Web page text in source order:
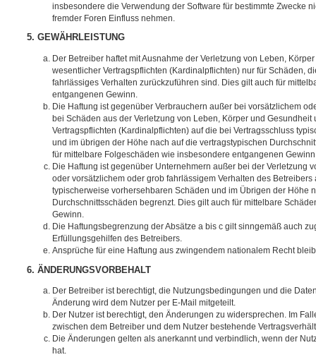
insbesondere die Verwendung der Software für bestimmte Zwecke
fremder Foren Einfluss nehmen.
5. GEWÄHRLEISTUNG
Der Betreiber haftet mit Ausnahme der Verletzung von Leben,
wesentlicher Vertragspflichten (Kardinalpflichten) nur für Schäden,
fahrlässiges Verhalten zurückzuführen sind. Dies gilt auch für
entgangenen Gewinn.
Die Haftung ist gegenüber Verbrauchern außer bei vorsätzlichem
bei Schäden aus der Verletzung von Leben, Körper und
Vertragspflichten (Kardinalpflichten) auf die bei Vertragsschluss
und im übrigen der Höhe nach auf die vertragstypischen
für mittelbare Folgeschäden wie insbesondere entgangenen
Die Haftung ist gegenüber Unternehmern außer bei der Verletzung
oder vorsätzlichem oder grob fahrlässigem Verhalten des Betreibers
typischerweise vorhersehbaren Schäden und im Übrigen der Höhe
Durchschnittsschäden begrenzt. Dies gilt auch für mittelbare
Gewinn.
Die Haftungsbegrenzung der Absätze a bis c gilt sinngemäß auch
Erfüllungsgehilfen des Betreibers.
Ansprüche für eine Haftung aus zwingendem nationalem Recht
6. ÄNDERUNGSVORBEHALT
Der Betreiber ist berechtigt, die Nutzungsbedingungen und die
Änderung wird dem Nutzer per E-Mail mitgeteilt.
Der Nutzer ist berechtigt, den Änderungen zu widersprechen. Im
zwischen dem Betreiber und dem Nutzer bestehende
Die Änderungen gelten als anerkannt und verbindlich, wenn der
hat.